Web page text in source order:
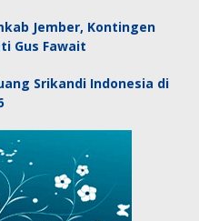
Jember, Kontingen
Gus Fawait
Srikandi Indonesia di